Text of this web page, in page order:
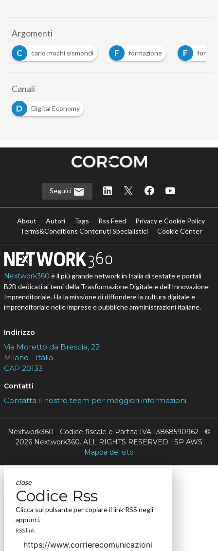
Argomenti
C
carlo mochi sismondi F formazione F forum
Canali
D
Digital Economy
Seguici
About Autori Tags Rss Feed
Privacy e Cookie Policy
Terms&Conditions Contenuti Specialistici
Cookie Center
Nextwork360 è il più grande network in Italia di testate e portali
B2B dedicati ai temi della Trasformazione Digitale e dell’Innovazione
Imprenditoriale. Ha la missione di diffondere la cultura digitale e
imprenditoriale nelle imprese e pubbliche amministrazioni italiane.
Indirizzo
Via Moretto da Brescia, 22
Milano - Italia
CAP 20133
Contatti
Contatta il nostro team per maggiori informazioni
Nextwork360 - Codice fiscale e Partita IVA 13868590962 - ©
2026 Nextwork360. ALL RIGHTS RESERVED. ISP AWS
Mappa del sito
close
Codice Rss
Clicca sul pulsante per copiare il link RSS negli
appunti.
RSS link